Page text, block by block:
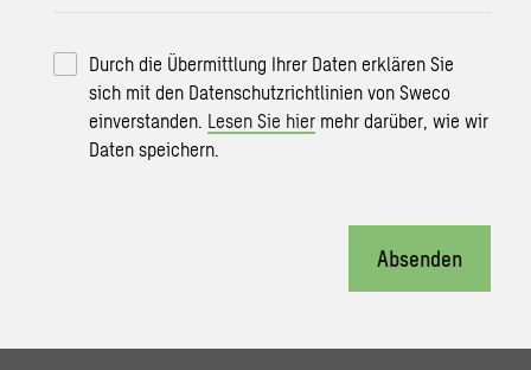
Durch die Übermittlung Ihrer Daten erklären Sie
sich mit den Datenschutzrichtlinien von Sweco
einverstanden. Lesen Sie hier mehr darüber, wie wir
Daten speichern.
Absenden